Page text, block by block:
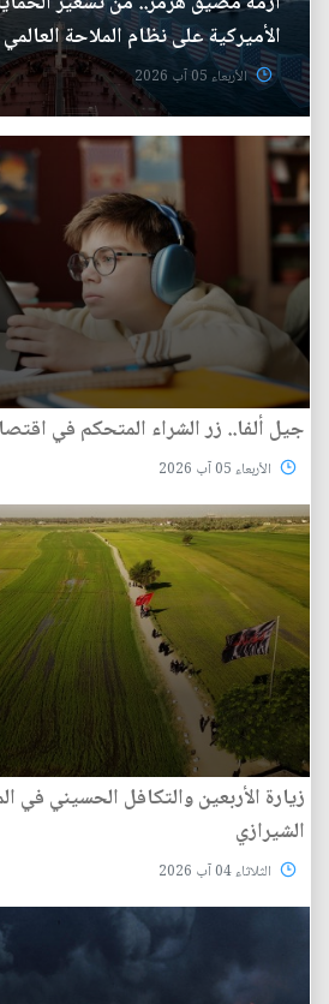
الأميركية على نظام الملاحة العالمي
الأربعاء 05 آب 2026
جيل ألفا.. زر الشراء المتحكم في
الأربعاء 05 آب 2026
زيارة الأربعين والتكافل الحسيني في
الشيرازي
الثلاثاء 04 آب 2026